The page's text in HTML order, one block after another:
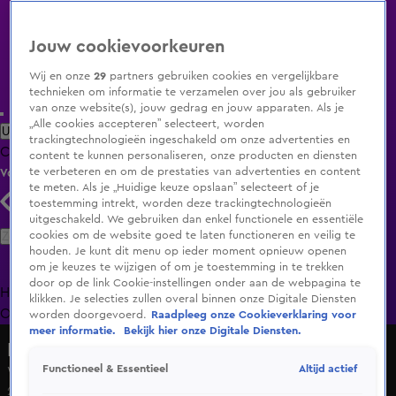
Uitzending Gemist Populaire programma's Zenders Genres
ClipsFilmsRadioSmart TV inlogShop
Volg KIJK
Zoeken
HomeUitzending Gemist Programma's De Bondgenoten
OranjezomerLivestreamsShop
Wordt zo snel mogelijk een clown!
27 aug 2021, 21:55
Jouw cookievoorkeuren
Wij en onze29 partners gebruiken cookies en vergelijkbare
technieken om informatie te verzamelen over jou als gebruiker
van onze website(s), jouw gedrag en jouw apparaten. Als je
„Alle cookies accepteren” selecteert, worden
trackingtechnologieën ingeschakeld om onze advertenties en
content te kunnen personaliseren, onze producten en diensten
te verbeteren en om de prestaties van advertenties en content
te meten. Als je „Huidige keuze opslaan” selecteert of je
toestemming intrekt, worden deze trackingtechnologieën
uitgeschakeld. We gebruiken dan enkel functionele en essentiële
cookies om de website goed te laten functioneren en veilig te
houden. Je kunt dit menu op ieder moment opnieuw openen
om je keuzes te wijzigen of om je toestemming in te trekken
door op de link Cookie-instellingen onder aan de webpagina te
klikken. Je selecties zullen overal binnen onze Digitale Diensten
worden doorgevoerd.
Raadpleeg onze Cookieverklaring voor
meer informatie.
Bekijk hier onze Digitale Diensten.
Functioneel & Essentieel Altijd actief